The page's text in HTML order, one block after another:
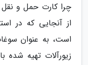
چرا کارت حمل و نقل
از آنجایی که در
است، به عنوان
زیورآلات تهیه شده